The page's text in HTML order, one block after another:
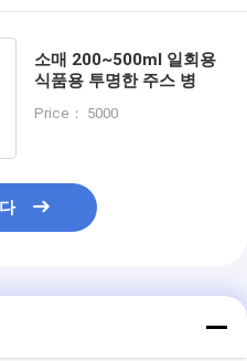
소매 200~500ml 일회용
식품용 투명한 주스 병
Price： 5000